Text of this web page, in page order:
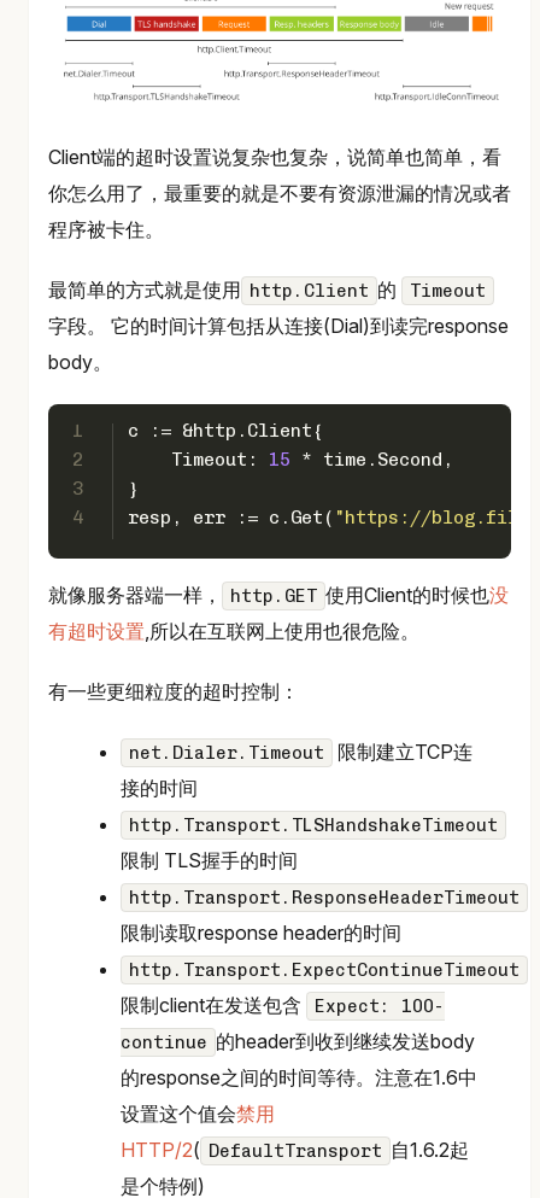
Client端的超时设置说复杂也复杂，说简单也简单，看
你怎么用了，最重要的就是不要有资源泄漏的情况或者
程序被卡住。
最简单的方式就是使用 http.Client 的 Timeout
字段。 它的时间计算包括从连接(Dial)到读完response
body。
1
2
3
4
c := &http.Client{
    Timeout:
15 * time.Second,
}
resp, err := c.Get( "https://
就像服务器端一样， http.GET 使用Client的时候也没
有超时设置 ,所以在互联网上使用也很危险。
有一些更细粒度的超时控制：
net.Dialer.Timeout
限制建立TCP连
接的时间
http.Transport.TLSHandshakeTimeout
限制 TLS握手的时间
http.Transport.ResponseHeaderTimeout
限制读取response header的时间
http.Transport.ExpectContinueTimeout
限制client在发送包含
Expect: 100-
continue 的header到收到继续发送body
的response之间的时间等待。注意在1.6中
设置这个值会禁用
HTTP/2( DefaultTransport 自1.6.2起
是个特例)